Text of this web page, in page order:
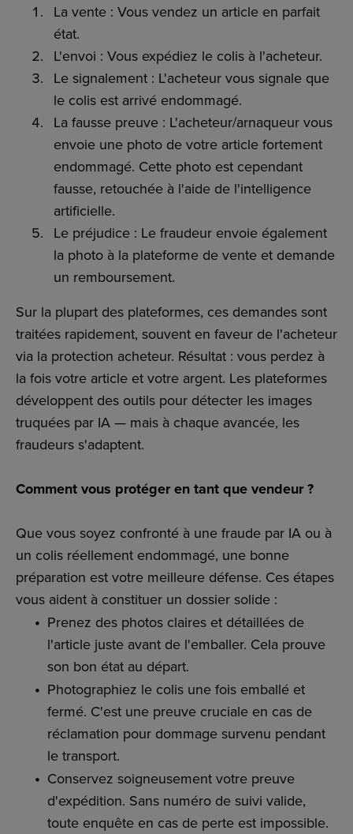
La vente : Vous vendez un article en parfait
état.
L'envoi : Vous expédiez le colis à l'acheteur.
Le signalement : L'acheteur vous signale que
le colis est arrivé endommagé.
La fausse preuve : L'acheteur/arnaqueur vous
envoie une photo de votre article fortement
endommagé. Cette photo est cependant
fausse, retouchée à l'aide de l'intelligence
artificielle.
Le préjudice : Le fraudeur envoie également
la photo à la plateforme de vente et demande
un remboursement.
Sur la plupart des plateformes, ces demandes sont
traitées rapidement, souvent en faveur de l'acheteur
via la protection acheteur. Résultat : vous perdez à
la fois votre article et votre argent. Les plateformes
développent des outils pour détecter les images
truquées par IA — mais à chaque avancée, les
fraudeurs s'adaptent.
Comment vous protéger en tant que vendeur ?
Que vous soyez confronté à une fraude par IA ou à
un colis réellement endommagé, une bonne
préparation est votre meilleure défense. Ces étapes
vous aident à constituer un dossier solide :
Prenez des photos claires et détaillées de
l'article juste avant de l'emballer. Cela prouve
son bon état au départ.
Photographiez le colis une fois emballé et
fermé. C'est une preuve cruciale en cas de
réclamation pour dommage survenu pendant
le transport.
Conservez soigneusement votre preuve
d'expédition. Sans numéro de suivi valide,
toute enquête en cas de perte est impossible.